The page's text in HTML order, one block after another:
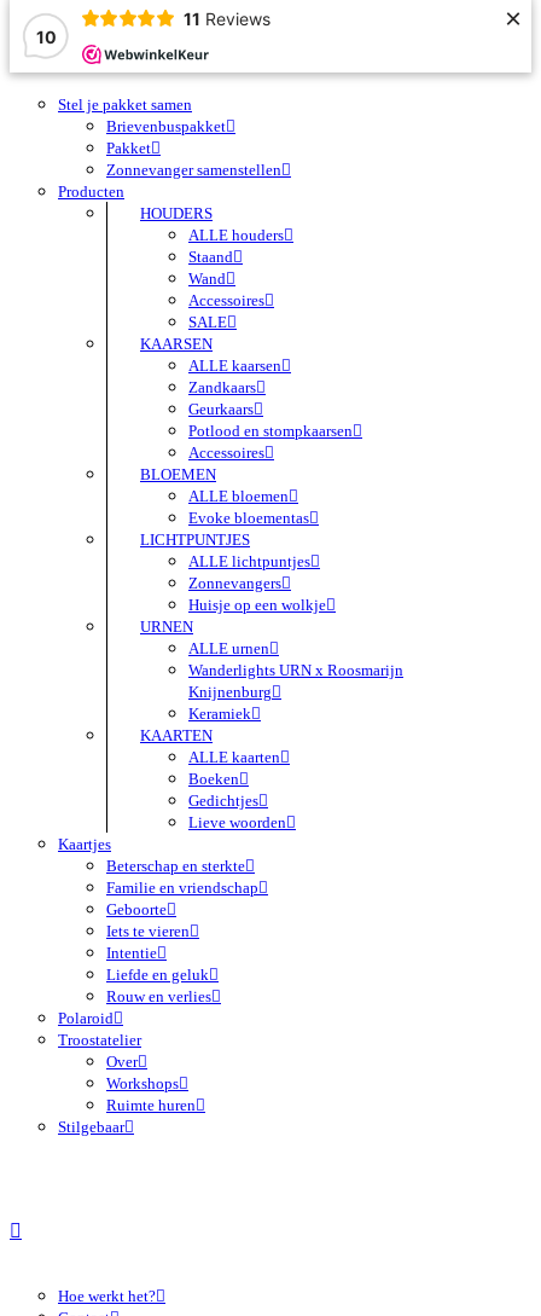
10
11 Reviews ×
Stel je pakket samen
Brievenbuspakket
Pakket
Zonnevanger samenstellen
Producten
HOUDERS
ALLE houders
Staand
Wand
Accessoires
SALE
KAARSEN
ALLE kaarsen
Zandkaars
Geurkaars
Potlood en stompkaarsen
Accessoires
BLOEMEN
ALLE bloemen
Evoke bloementas
LICHTPUNTJES
ALLE lichtpuntjes
Zonnevangers
Huisje op een wolkje
URNEN
ALLE urnen
Wanderlights URN x Roosmarijn
Knijnenburg
Keramiek
KAARTEN
ALLE kaarten
Boeken
Gedichtjes
Lieve woorden
Kaartjes
Beterschap en sterkte
Familie en vriendschap
Geboorte
Iets te vieren
Intentie
Liefde en geluk
Rouw en verlies
Polaroid
Troostatelier
Over
Workshops
Ruimte huren
Stilgebaar
Hoe werkt het?